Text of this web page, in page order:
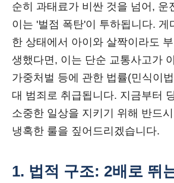
순히 과태료가 비싼 것을 넘어, 운
이는 '벌점 폭탄'이 투하됩니다. 게
한 상태에서 아이와 살짝이라도
생했다면, 이는 단순 교통사고가
가중처벌 등에 관한 법률(민식이
대 범죄로 취급됩니다. 지금부터
소중한 일상을 지키기 위해 반드
냉혹한 룰을 짚어드리겠습니다.
1. 법적 구조: 2배로 뛰